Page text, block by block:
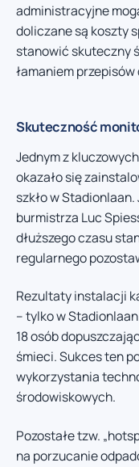
administracyjne
doliczane są koszty
stanowić skuteczny
łamaniem
Skuteczność
Jednym z
okazało się
szkło w
burmistrza Luc
dłuższego czasu
regularnego
Rezultaty instalacji
– tylko w
18 osób
śmieci. Sukces ten
wykorzystania
środowiskowych.
Pozostałe tzw.
na porzucanie